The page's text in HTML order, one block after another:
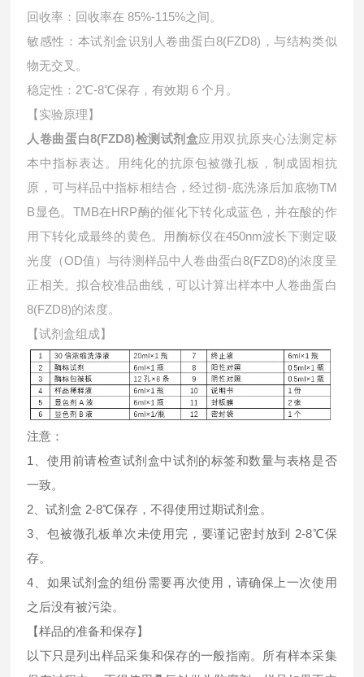
回收率：回收率在 85%-115%之间。
敏感性：本试剂盒识别人卷曲蛋白8(FZD8)，与结构类似
物无交叉。
稳定性：2℃-8℃保存，有效期 6 个月。
【实验原理】
人卷曲蛋白8(FZD8)检测试剂盒应用双抗原夹心法测定标
本中指标表达。用纯化的抗原包被微孔板，制成固相抗
原，可与样品中指标相结合，经过彻-底洗涤后加底物TM
B显色。TMB在HRP酶的催化下转化成蓝色，并在酸的作
用下转化成最终的黄色。用酶标仪在450nm波长下测定吸
光度（OD值）与待测样品中 人卷曲蛋白8(FZD8)的浓度呈
正相关。拟合校准品曲线，可以计算出样本中 人卷曲蛋白
8(FZD8)的浓度。
【试剂盒组成】
注意：
1、使用前请检查试剂盒中试剂的标签和数量与表格是否
一致。
2、试剂盒 2-8℃保存，不得使用过期试剂盒。
3、包被微孔板单次未使用完，要谨记密封放到 2-8℃保
存。
4、如果试剂盒的组份需要再次使用，请确保上一次使用
之后没有被污染。
【样品的准备和保存】
以下只是列出样品采集和保存的一般指南。所有样本采集